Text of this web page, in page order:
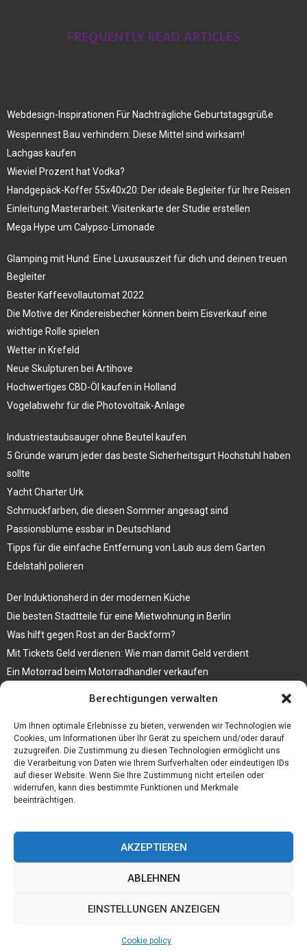
Berechtigungen verwalten
Um Ihnen optimale Erlebnisse zu bieten, verwenden wir Technologien wie
Cookies, um Informationen über Ihr Gerät zu speichern und/oder darauf
zuzugreifen. Die Zustimmung zu diesen Technologien ermöglicht uns
die Verarbeitung von Daten wie Ihrem Surfverhalten oder eindeutigen IDs
auf dieser Website. Wenn Sie Ihre Zustimmung nicht erteilen oder
widerrufen, kann dies bestimmte Funktionen und Merkmale
beeinträchtigen.
AKZEPTIEREN
ABLEHNEN
EINSTELLUNGEN ANZEIGEN
Cookie policy
FREQUENTLY READ ARTICLES
Webdesign-Inspirationen Für Nachträgliche Geburtstagsgrüße
Wespennest Bau verhindern: Diese Mittel sind wirksam!
Lachgas kaufen
Wieviel Prozent hat Vodka?
Handgepäck-Koffer 55x40x20: Der ideale Begleiter für Ihre Reisen
Einleitung Masterarbeit: Visitenkarte der Studie erstellen
Mega Hype um Calypso-Limonade
Glamping mit Hund: Eine Luxusauszeit für dich und deinen treuen
Begleiter
Bester Kaffeevollautomat 2022
Die Motive der Kindereisbecher können beim Eisverkauf eine
wichtige Rolle spielen
Wetter in Krefeld
Neue Skulpturen bei Artihove
Hochwertiges CBD-Öl kaufen in Holland
Vogelabwehr für die Photovoltaik-Anlage
Industriestaubsauger ohne Beutel kaufen
5 Gründe warum jeder das beste Sicherheitsgurt Hochstuhl haben
sollte
Yacht Charter Urk
Schmuckfarben, die diesen Sommer angesagt sind
Passionsblume essbar in Deutschland
Tipps für die einfache Entfernung von Laub aus dem Garten
Edelstahl polieren
Der Induktionsherd in der modernen Küche
Die besten Stadtteile für eine Mietwohnung in Berlin
Was hilft gegen Rost an der Backform?
Mit Tickets Geld verdienen: Wie man damit Geld verdient
Ein Motorrad beim Motorradhandler verkaufen
Vegane Mode. Wie passen vegane Schuhe zu den aktuellen Trends?
Contact